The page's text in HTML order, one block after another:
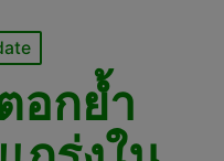
อกย้ำ